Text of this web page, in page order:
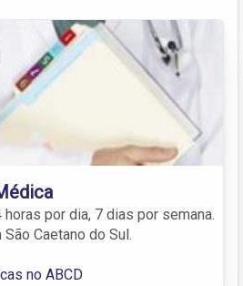
por dia, 7 dias por semana.
Caetano do Sul.
no ABCD